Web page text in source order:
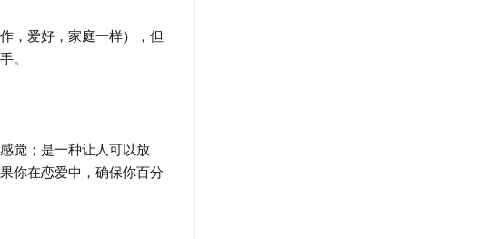
，爱好，家庭一样），但
。
觉；是一种让人可以放
你在恋爱中，确保你百分